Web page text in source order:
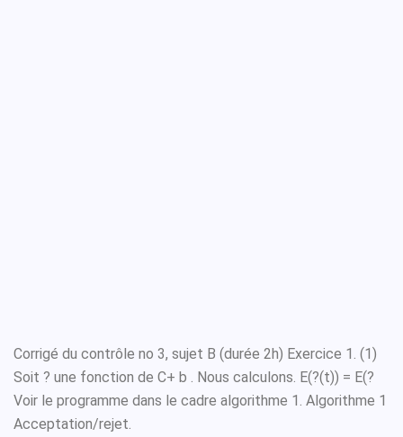
Corrigé du contrôle no 3, sujet B (durée 2h) Exercice 1. (1)
Soit ? une fonction de C+ b . Nous calculons. E(?(t)) = E(?
Voir le programme dans le cadre algorithme 1. Algorithme 1
Acceptation/rejet.